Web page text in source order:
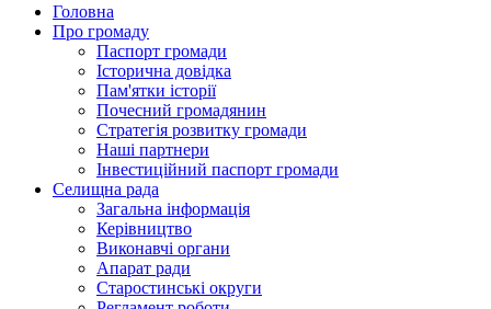
Головна
Про громаду
Паспорт громади
Історична довідка
Пам'ятки історії
Почесний громадянин
Стратегія розвитку громади
Наші партнери
Інвестиційний паспорт громади
Селищна рада
Загальна інформація
Керівництво
Виконавчі органи
Апарат ради
Старостинські округи